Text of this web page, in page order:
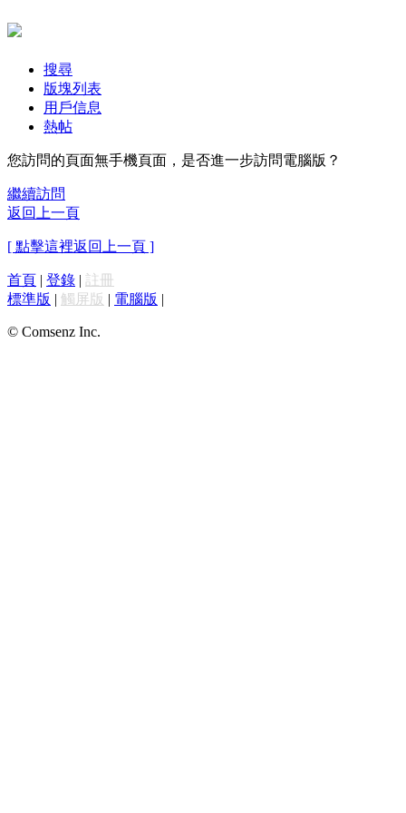
搜尋
版塊列表
用戶信息
熱帖
您訪問的頁面無手機頁面，是否進一步訪問電腦版？
繼續訪問
返回上一頁
[ 點擊這裡返回上一頁 ]
首頁 | 登錄 | 註冊
標準版 | 觸屏版 | 電腦版 |
© Comsenz Inc.